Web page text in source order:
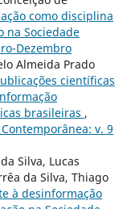
como disciplina
na Sociedade
Dezembro
Almeida Prado
científicas
brasileiras ,
v. 9
Silva, Lucas
da Silva, Thiago
à desinformação